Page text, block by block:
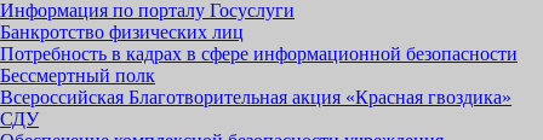
Информация по порталу Госуслуги
Банкротство физических лиц
Потребность в кадрах в сфере информационной безопасности
Бессмертный полк
Всероссийская Благотворительная акция «Красная гвоздика»
СДУ